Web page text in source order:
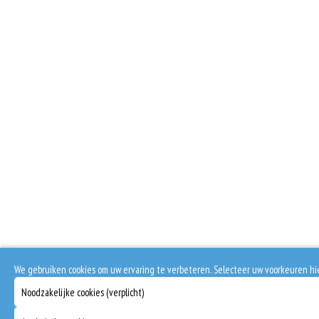
We gebruiken cookies om uw ervaring te verbeteren. Selecteer uw voorkeuren
Noodzakelijke cookies (verplicht)